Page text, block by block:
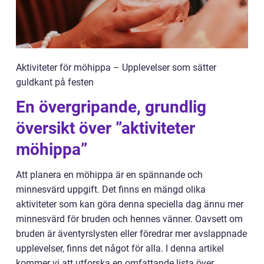
Aktiviteter för möhippa – Upplevelser som sätter
guldkant på festen
En övergripande, grundlig
översikt över ”aktiviteter
möhippa”
Att planera en möhippa är en spännande och
minnesvärd uppgift. Det finns en mängd olika
aktiviteter som kan göra denna speciella dag ännu mer
minnesvärd för bruden och hennes vänner. Oavsett om
bruden är äventyrslysten eller föredrar mer avslappnade
upplevelser, finns det något för alla. I denna artikel